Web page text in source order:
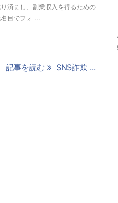
済まし、副業収入を得るための
目でフォ ...
記事を読む SNS詐欺 ...